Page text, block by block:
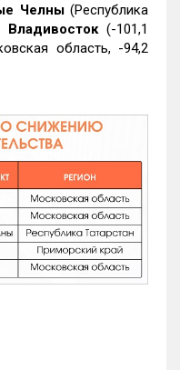
Челны(Республика
Владивосток(-101,1
область, -94,2